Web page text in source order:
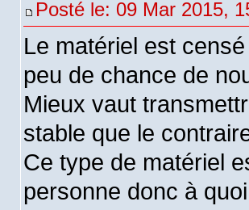
Posté le: 09 Mar 2015,
Le matériel est
peu de chance de
Mieux vaut
stable que le
Ce type de matériel
personne donc à